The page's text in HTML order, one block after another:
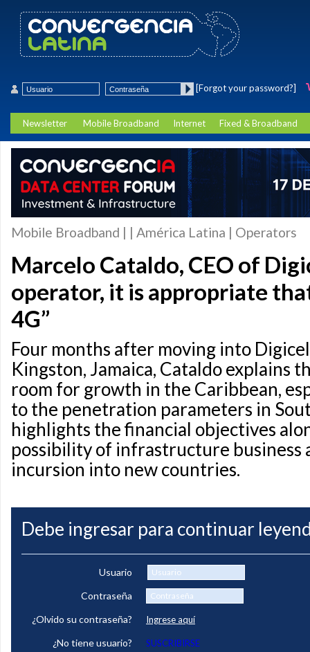
[Forgot your password?]
Newsletter Mobile Broadband Internet Fixed & Broadband
Mobile Broadband | | América Latina | Operators
Marcelo Cataldo, CEO of
operator, it is appropriate
4G”
Four months after moving into
Kingston, Jamaica, Cataldo explains
room for growth in the Caribbean,
to the penetration parameters in
highlights the financial objectives
possibility of infrastructure business
incursion into new countries.
Debe ingresar para continuar
Usuario
Contraseña
¿Olvido su contraseña?
Ingrese aquí
¿No tiene usuario? SUSCRIBIRSE